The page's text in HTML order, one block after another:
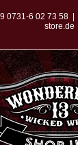
0731-6 02 73 58
store.de